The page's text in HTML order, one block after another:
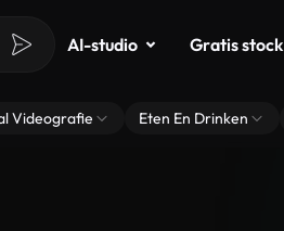
AI-studio Gratis stock
Videografie Eten En Drinken